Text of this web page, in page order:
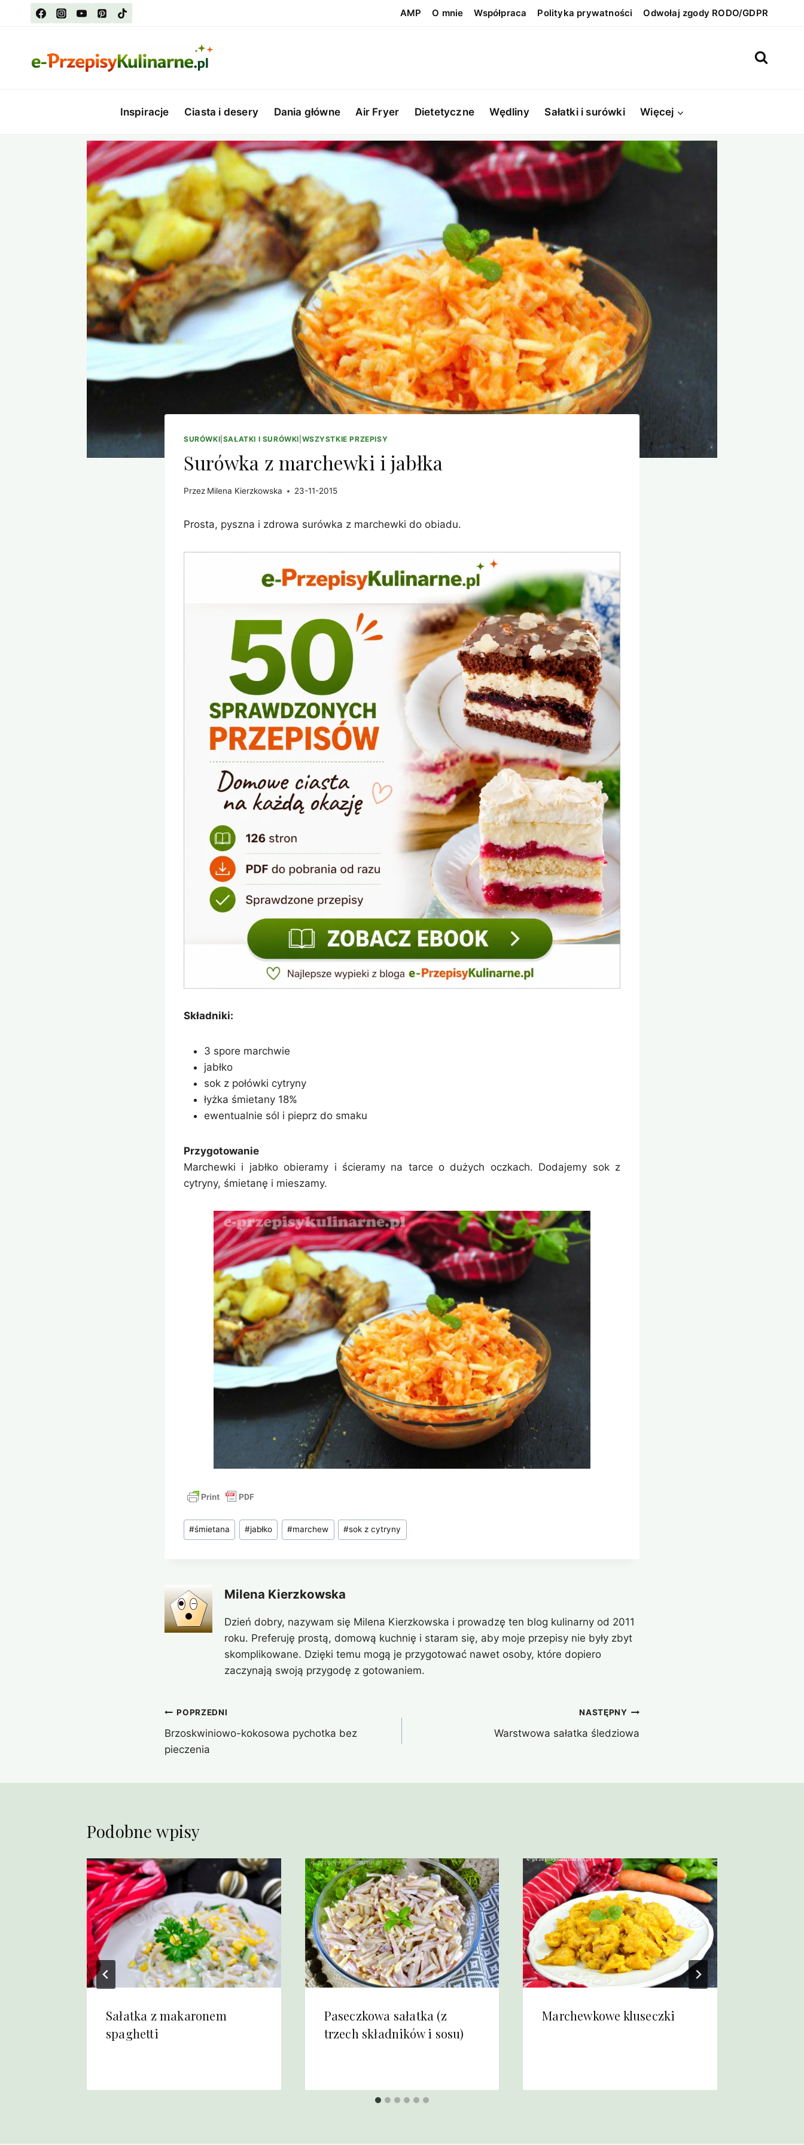
AMP O mnie Współpraca Polityka prywatności Odwołaj zgody RODO/GDPR
Inspiracje Ciasta i desery Dania główne Air Fryer Dietetyczne Wędliny Sałatki i surówki Więcej
SURÓWKI SAŁATKI I SURÓWKI WSZYSTKIE PRZEPISY
Surówka z marchewki i jabłka
Przez Milena Kierzkowska 23-11-2015
Prosta, pyszna i zdrowa surówka z marchewki do obiadu.
Składniki:
3 spore marchwie
jabłko
sok z połówki cytryny
łyżka śmietany 18%
ewentualnie sól i pieprz do smaku
Przygotowanie
Marchewki i jabłko obieramy i ścieramy na tarce o dużych oczkach. Dodajemy sok z
cytryny, śmietanę i mieszamy.
Tagi
wpisu:
#śmietana #jabłko #marchew #sok z cytryny
Milena Kierzkowska
Dzień dobry, nazywam się Milena Kierzkowska i prowadzę ten blog kulinarny od 2011
roku. Preferuję prostą, domową kuchnię i staram się, aby moje przepisy nie były zbyt
skomplikowane. Dzięki temu mogą je przygotować nawet osoby, które dopiero
zaczynają swoją przygodę z gotowaniem.
Nawigacja
wpisu
POPRZEDNI
Brzoskwiniowo-kokosowa pychotka bez
pieczenia
NASTĘPNY
Warstwowa sałatka śledziowa
Podobne wpisy
Sałatka z makaronem
spaghetti
Paseczkowa sałatka (z
trzech składników i sosu)
Marchewkowe kluseczki